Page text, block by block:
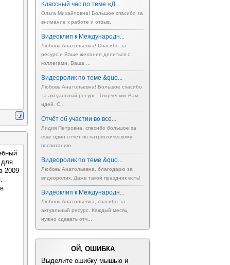
для
2009
Классный час по теме «Д...
Ольга Михайловна! Большое спасибо за
внимание к работе и отзыв.
Видеоклип к Международн...
Любовь Анатольевна! Спасибо за
ресурс и Ваше желание делиться с
коллегами. Ваша ...
Видеоролик по теме &quo...
Любовь Анатольевна! Большое спасибо
за актуальный ресурс. Творческих Вам
идей. С...
Отчёт об участии во все...
Лидия Петровна, спасибо большое за
еще один отчет по патриотическому
воспитанию.
Видеоролик по теме &quo...
Любовь Анатольевна, благодарю за
видеоролик. Даже такой праздник есть!
Видеоклип к Международн...
Любовь Анатольевна, спасибо за
актуальный ресурс. Каждый месяц
нужно сдавать отч...
ОЙ, ОШИБКА
Выделите ошибку мышью и